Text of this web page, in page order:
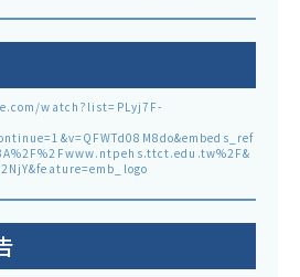
watch?list=PLyj7F-